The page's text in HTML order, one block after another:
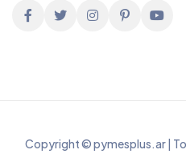
Copyright © pymesplus.ar |